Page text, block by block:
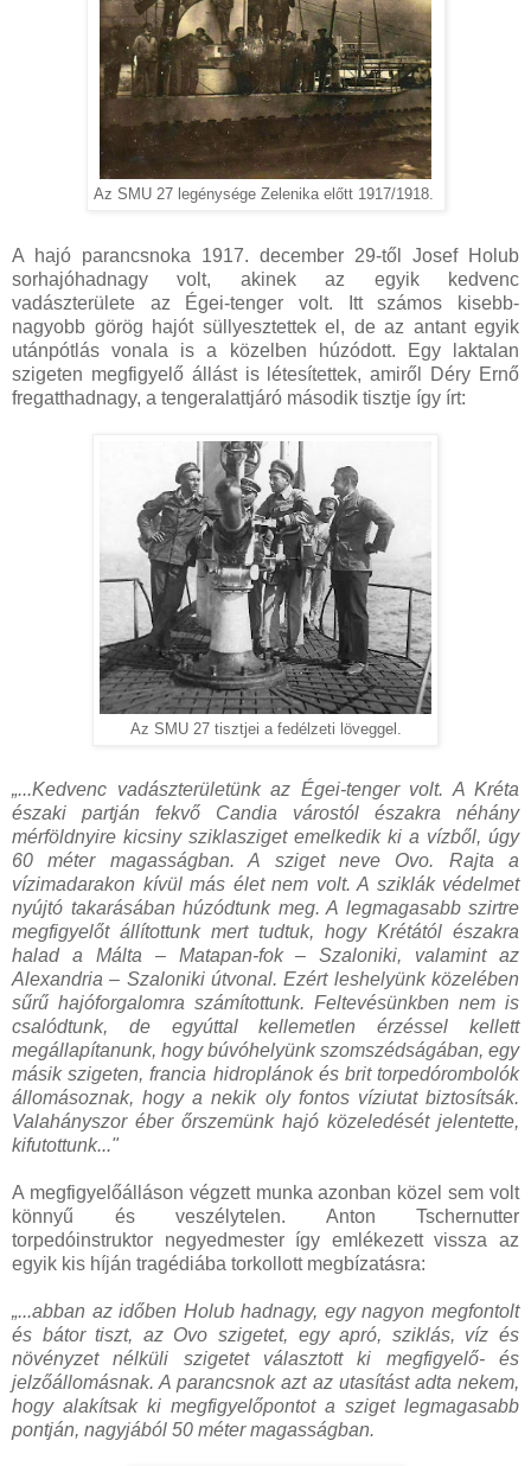
Az SMU 27 legénysége Zelenika előtt 1917/1918.
A hajó parancsnoka 1917. december 29-től Josef Holub
sorhajóhadnagy volt, akinek az egyik kedvenc
vadászterülete az Égei-tenger volt. Itt számos kisebb-
nagyobb görög hajót süllyesztettek el, de az antant egyik
utánpótlás vonala is a közelben húzódott. Egy laktalan
szigeten megfigyelő állást is létesítettek, amiről Déry Ernő
fregatthadnagy, a tengeralattjáró második tisztje így írt:
Az SMU 27 tisztjei a fedélzeti löveggel.
„...Kedvenc vadászterületünk az Égei-tenger volt. A Kréta
északi partján fekvő Candia várostól északra néhány
mérföldnyire kicsiny sziklasziget emelkedik ki a vízből, úgy
60 méter magasságban. A sziget neve Ovo. Rajta a
vízimadarakon kívül más élet nem volt. A sziklák védelmet
nyújtó takarásában húzódtunk meg. A legmagasabb szirtre
megfigyelőt állítottunk mert tudtuk, hogy Krétától északra
halad a Málta – Matapan-fok – Szaloniki, valamint az
Alexandria – Szaloniki útvonal. Ezért leshelyünk közelében
sűrű hajóforgalomra számítottunk. Feltevésünkben nem is
csalódtunk, de egyúttal kellemetlen érzéssel kellett
megállapítanunk, hogy búvóhelyünk szomszédságában, egy
másik szigeten, francia hidroplánok és brit torpedórombolók
állomásoznak, hogy a nekik oly fontos víziutat biztosítsák.
Valahányszor éber őrszemünk hajó közeledését jelentette,
kifutottunk..."
A megfigyelőálláson végzett munka azonban közel sem volt
könnyű és veszélytelen. Anton Tschernutter
torpedóinstruktor negyedmester így emlékezett vissza az
egyik kis híján tragédiába torkollott megbízatásra:
„...abban az időben Holub hadnagy, egy nagyon megfontolt
és bátor tiszt, az Ovo szigetet, egy apró, sziklás, víz és
növényzet nélküli szigetet választott ki megfigyelő- és
jelzőállomásnak. A parancsnok azt az utasítást adta nekem,
hogy alakítsak ki megfigyelőpontot a sziget legmagasabb
pontján, nagyjából 50 méter magasságban.